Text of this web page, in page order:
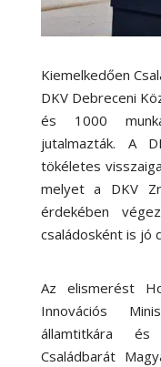
Kiemelkedően
DKV Debreceni
és 1000
jutalmazták. A
tökéletes
melyet a DKV
érdekében
családosként is jó
Az elismerést
Innovációs
államtitkára
Családbarát